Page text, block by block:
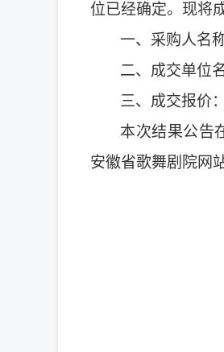
位已经确定。现将
一、 采购人名称
二、成交单位
三、成交报价
本次结果公告
安徽省歌舞剧院网